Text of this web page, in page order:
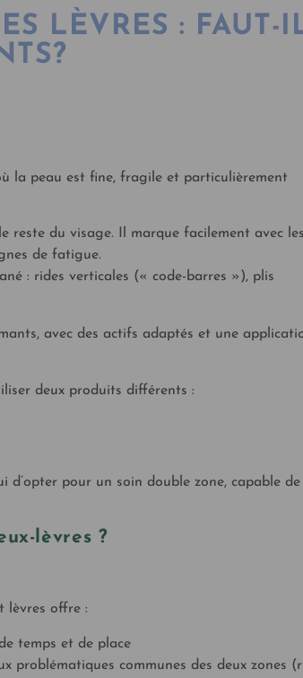
LÈVRES : FAUT-
la peau est fine, fragile et particulièrement
reste du visage. Il marque facilement avec
de fatigue.
: rides verticales (« code-barres »), plis
avec des actifs adaptés et une
deux produits différents :
d’opter pour un soin double zone, capable de
lèvres ?
lèvres offre :
temps et de place
problématiques communes des deux zones